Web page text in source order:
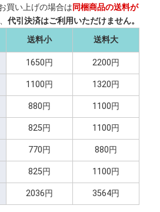
買い上げの場合は同梱商品の送料が
代引決済はご利用いただけません。
送料小
送料大
1650円 2200円
1100円 1320円
880円 1100円
825円 1100円
770円 880円
825円 1100円
2036円 3564円